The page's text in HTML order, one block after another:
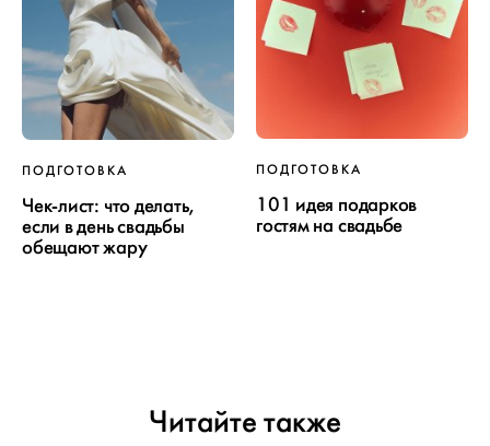
ПОДГОТОВКА
Чек-лист: что делать,
если в день свадьбы
обещают жару
ПОДГОТОВКА
101 идея подарков
гостям на свадьбе
Читайте также